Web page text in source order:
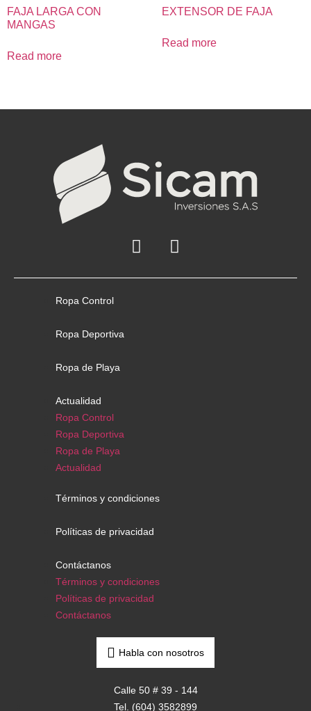
FAJA LARGA CON
MANGAS
Read more
EXTENSOR DE FAJA
Read more
Ropa Control
Ropa Deportiva
Ropa de Playa
Actualidad
Ropa Control
Ropa Deportiva
Ropa de Playa
Actualidad
Términos y condiciones
Políticas de privacidad
Contáctanos
Términos y condiciones
Políticas de privacidad
Contáctanos
Habla con nosotros
Calle 50 # 39 - 144
Tel. (604) 3582899